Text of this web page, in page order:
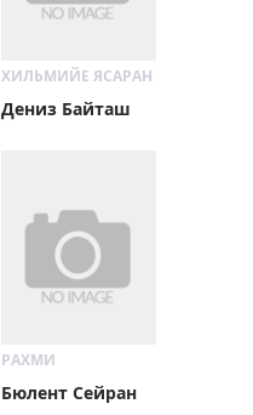
ХИЛЬМИЙЕ ЯСАРАН
Дениз Байташ
РАХМИ
Бюлент Сейран